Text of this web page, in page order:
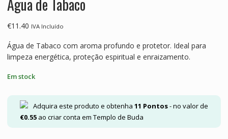
Água de Tabaco
€11.40 IVA Incluído
Água de Tabaco com aroma profundo e protetor. Ideal para
limpeza energética, proteção espiritual e enraizamento.
Em stock
Adquira este produto e obtenha 11 Pontos- no valor de
€0.55 ao criar conta em Templo de Buda